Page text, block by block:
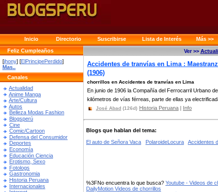
Inicio Directorio Suscribirse Lista de Interés
Más >>
Feliz Cumpleaños
[jhony] [ElPrincipePerdido]
Mas..
Canales
Actualidad
Anime Manga
Arte/Cultura
Autos
Belleza Modas Fashion
Blogsperú
Cine
Comic/Cartoon
Defensa del Consumidor
Deportes
Economía
Educación Ciencia
Erotismo, Sexo
Fotologs
Gastronomia
Historia Peruana
Internacionales
Ver >>
Accidentes de tranvías en Lima :
(1906)
chorrillos en Accidentes de tranvías en Lima
En junio de 1906 la Compañía del Ferrocarril Urbano
kilómetros de vías férreas, parte de ellas ya
José Abad (126d) Historia Peruana | Info
Blogs que hablan del tema:
El auto de Señora Vaca
PolaroideLocura Accidentes
%3FNo encuentra lo que busca? Youtube - Videos de
DailyMotion Videos de chorrillos